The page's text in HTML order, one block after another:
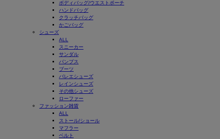
ボディバッグ/ウエストポーチ
ハンドバッグ
クラッチバッグ
かごバッグ
シューズ
ALL
スニーカー
サンダル
パンプス
ブーツ
バレエシューズ
レインシューズ
その他シューズ
ローファー
ファッション雑貨
ALL
ストール/ショール
マフラー
ベルト